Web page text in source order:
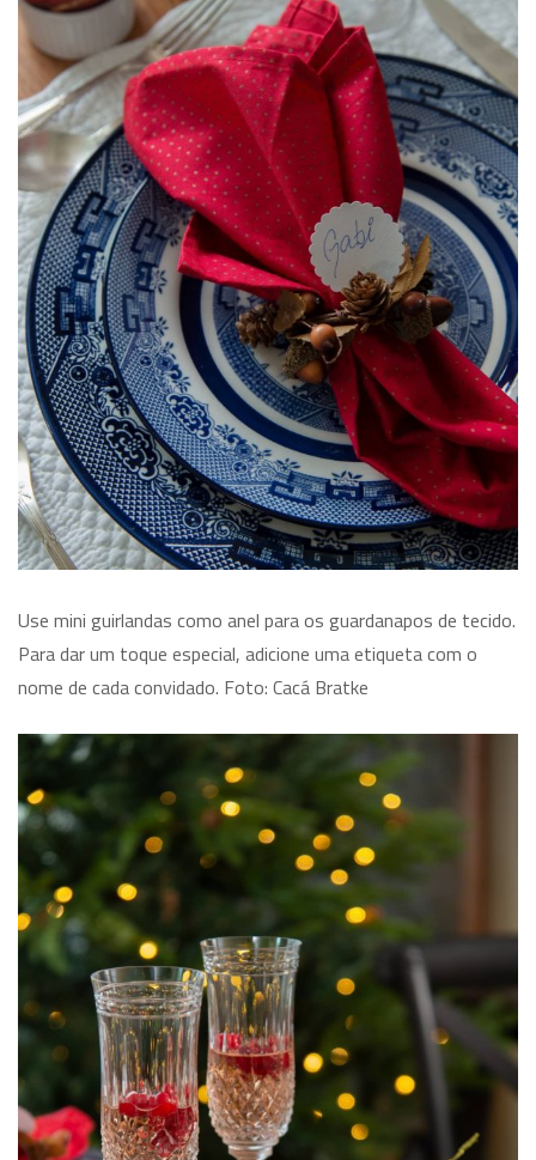
Use mini guirlandas como anel para os guardanapos de tecido.
Para dar um toque especial, adicione uma etiqueta com o
nome de cada convidado. Foto: Cacá Bratke